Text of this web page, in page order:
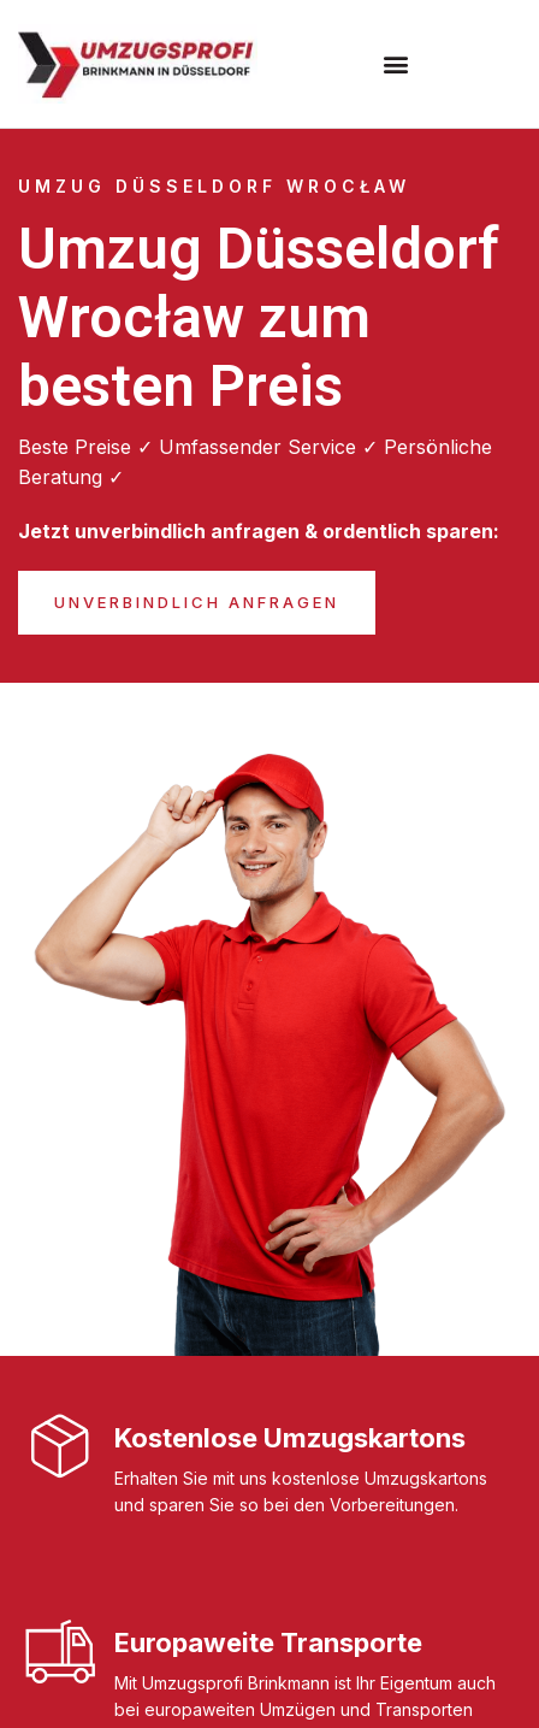
UMZUG DÜSSELDORF WROCŁAW
Umzug Düsseldorf
Wrocław zum
besten Preis
Beste Preise ✓ Umfassender Service ✓ Persönliche
Beratung ✓
Jetzt unverbindlich anfragen & ordentlich sparen:
UNVERBINDLICH ANFRAGEN
Kostenlose Umzugskartons
Erhalten Sie mit uns kostenlose Umzugskartons
und sparen Sie so bei den Vorbereitungen.
Europaweite Transporte
Mit Umzugsprofi Brinkmann ist Ihr Eigentum auch
bei europaweiten Umzügen und Transporten